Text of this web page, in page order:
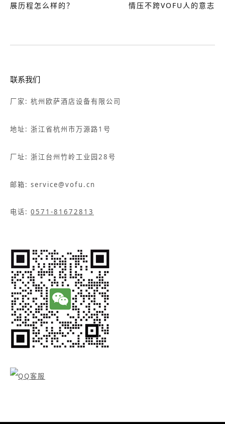
展历程怎么样的？
情压不跨VOFU人的意志
联系我们
厂家: 杭州欧萨酒店设备有限公司
地址: 浙江省杭州市万源路1号
厂址: 浙江台州竹岭工业园28号
邮箱: service@vofu.cn
电话: 0571-81672813